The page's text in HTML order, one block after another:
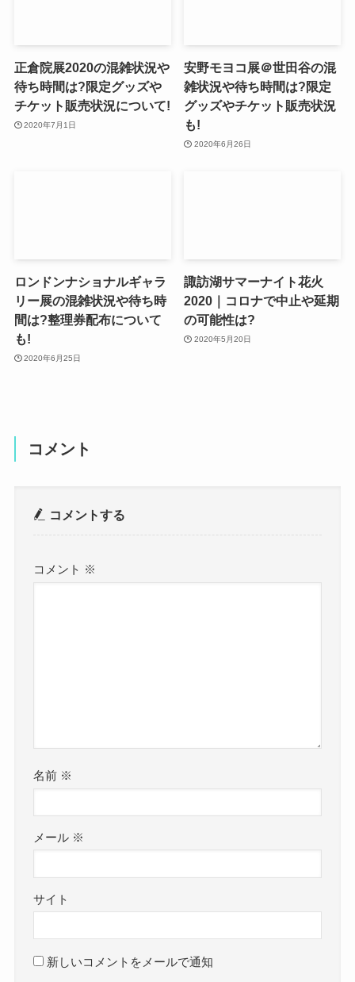
正倉院展2020の混雑状況や
待ち時間は?限定グッズや
チケット販売状況について!
2020年7月1日
安野モヨコ展＠世田谷の混
雑状況や待ち時間は?限定
グッズやチケット販売状況
も!
2020年6月26日
ロンドンナショナルギャラ
リー展の混雑状況や待ち時
間は?整理券配布について
も!
2020年6月25日
諏訪湖サマーナイト花火
2020｜コロナで中止や延期
の可能性は?
2020年5月20日
コメント
コメントする
コメント ※
名前 ※
メール ※
サイト
新しいコメントをメールで通知